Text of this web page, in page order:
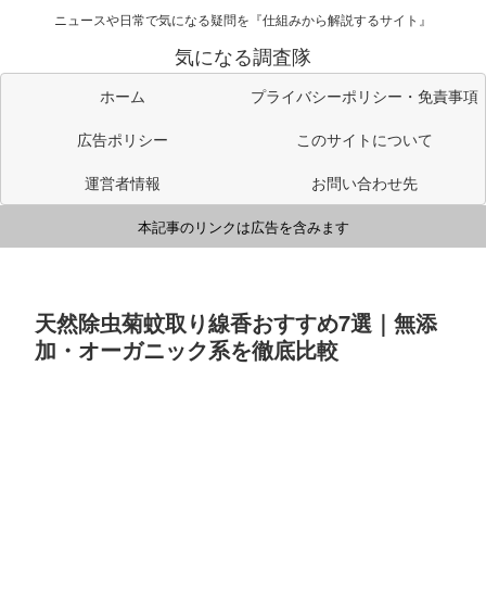
ニュースや日常で気になる疑問を『仕組みから解説するサイト』
気になる調査隊
ホーム
プライバシーポリシー・免責事項
広告ポリシー
このサイトについて
運営者情報
お問い合わせ先
本記事のリンクは広告を含みます
天然除虫菊蚊取り線香おすすめ7選｜無添
加・オーガニック系を徹底比較